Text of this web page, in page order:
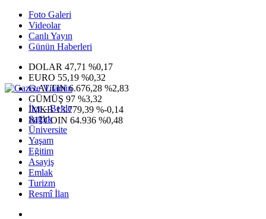
Foto Galeri
Videolar
Canlı Yayın
Günün Haberleri
DOLAR 47,71 %0,17
EURO 55,19 %0,32
G.ALTIN6.676,28 %2,83
GÜMÜŞ 97 %3,32
IMKB13.779,39 %-0,14
BITCOIN 64.936 %0,48
İlçe - Belde
Sağlık
Üniversite
Yaşam
Eğitim
Asayiş
Emlak
Turizm
Resmî İlan